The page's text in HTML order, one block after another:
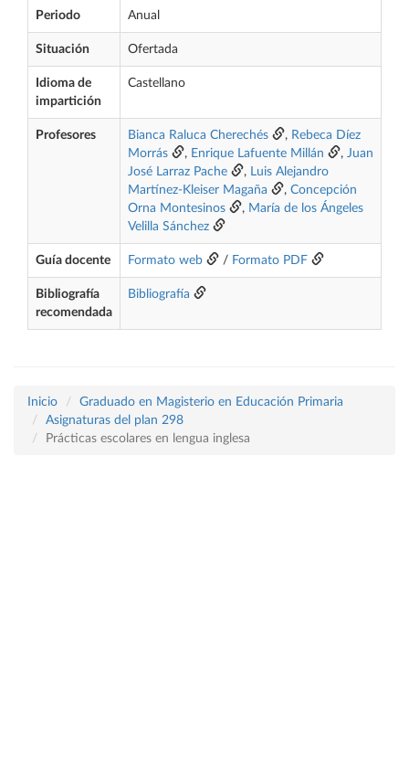
Periodo Anual
Situación Ofertada
Idioma de
impartición
Castellano
Profesores Bianca Raluca Cherechés , Rebeca Díez
Morrás
, Enrique Lafuente Millán , Juan
José Larraz Pache
, Luis Alejandro
Martínez-Kleiser Magaña
, Concepción
Orna Montesinos
, María de los Ángeles
Velilla Sánchez
Guía docente Formato web / Formato PDF
Bibliografía
recomendada
Bibliografía
Inicio
Graduado en Magisterio en Educación Primaria
Asignaturas del plan 298
Prácticas escolares en lengua inglesa